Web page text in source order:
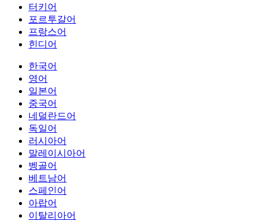
터키어
포르투갈어
프랑스어
힌디어
한국어
영어
일본어
중국어
네덜란드어
독일어
러시아어
말레이시아어
벵골어
베트남어
스페인어
아랍어
이탈리아어